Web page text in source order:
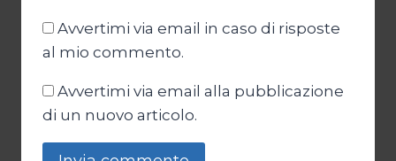
Avvertimi via email in caso di risposte
al mio commento.
Avvertimi via email alla pubblicazione
di un nuovo articolo.